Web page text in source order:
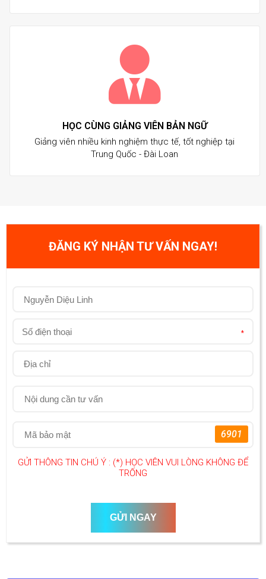
HỌC CÙNG GIẢNG VIÊN BẢN NGỮ
Giảng viên nhiều kinh nghiệm thực tế, tốt nghiệp tại
Trung Quốc - Đài Loan
ĐĂNG KÝ NHẬN TƯ VẤN NGAY!
*
6901
GỬI THÔNG TIN CHÚ Ý : (*) HỌC VIÊN VUI LÒNG KHÔNG ĐỂ
TRỐNG
GỬI NGAY